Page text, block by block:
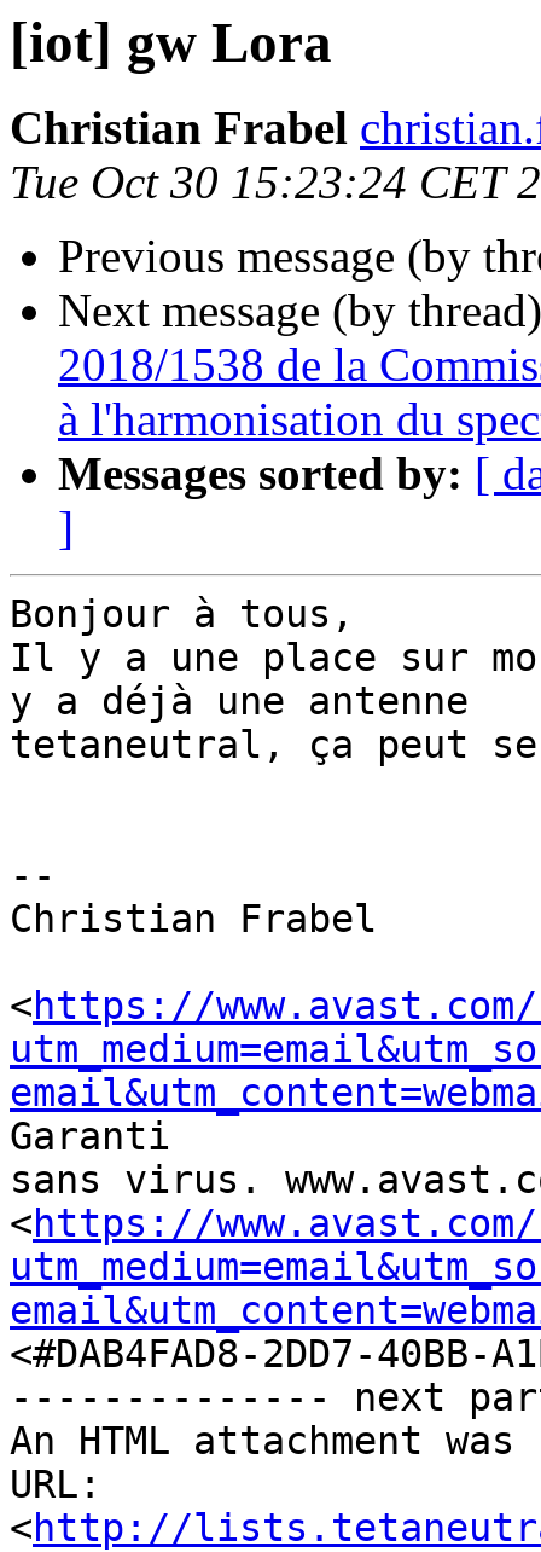
[iot] gw Lora
Christian Frabel
Tue Oct 30 15:23:24 CET
Previous message (by
Next message (by
2018/1538 de la
à l'harmonisation du
Messages sorted by: [
]
Bonjour à tous,
Il y a une place sur
y a déjà une antenne
tetaneutral, ça peut
--
Christian Frabel
<https://
Garanti
sans virus.
<https://
<#DAB4FAD8-2DD7-40BB-
-------------- next
An HTML attachment
URL:
<http://